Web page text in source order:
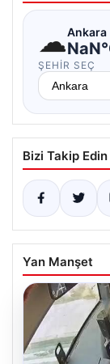
☁Ankara
ŞEHIR SEÇ
Bizi Takip Edin
Yan Manşet